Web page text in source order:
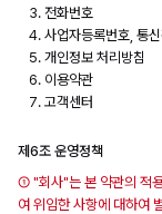
전화번호
사업자등록번호, 통
개인정보 처리방침
이용약관
고객센터
제6조 운영정책
① "회사"는 본 약관의 적
여 위임한 사항에 대하여